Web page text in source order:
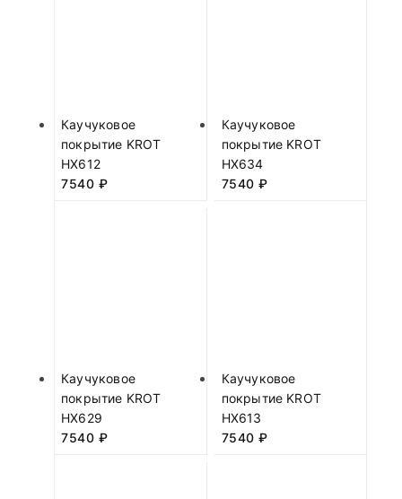
Каучуковое
покрытие KROT
HX612
7540 ₽
Каучуковое
покрытие KROT
HX634
7540 ₽
Каучуковое
покрытие KROT
HX629
7540 ₽
Каучуковое
покрытие KROT
HX613
7540 ₽